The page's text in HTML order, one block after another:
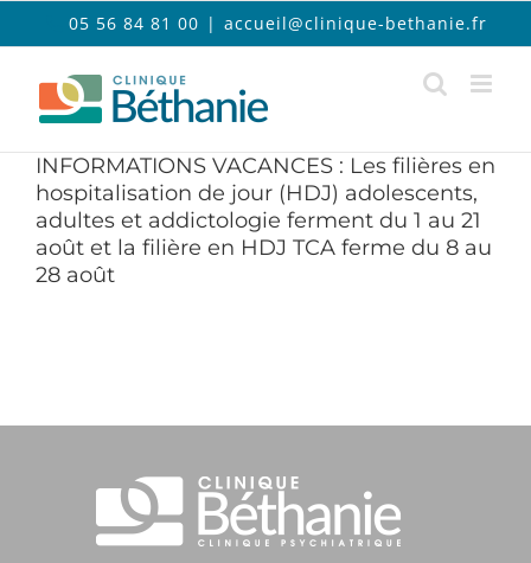
au
contenu
05 56 84 81 00 | accueil@clinique-bethanie.fr
INFORMATIONS VACANCES : Les filières en
hospitalisation de jour (HDJ) adolescents,
adultes et addictologie ferment du 1 au 21
août et la filière en HDJ TCA ferme du 8 au
28 août